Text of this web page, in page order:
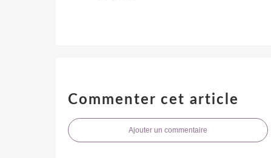
Commenter cet article
Ajouter un commentaire